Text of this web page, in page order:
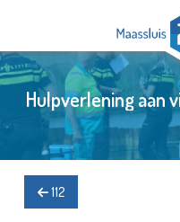
Hulpverlening aan
112